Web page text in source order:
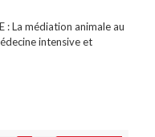
: La médiation animale au
intensive et